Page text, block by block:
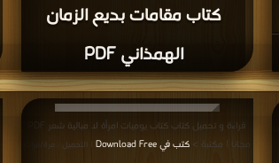
كتاب مقامات بديع الزمان
الهمذاني PDF
مجانا | مكتبة >كتب في Download Free | التحميل : مرة/مرات